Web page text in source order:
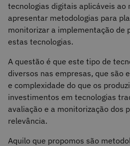
tecnologias digitais aplicáveis ao
apresentar metodologias para
monitorizar a implementação de
estas tecnologias.
A questão é que este tipo de
diversos nas empresas, que são
e complexidade do que os
investimentos em tecnologias
avaliação e a monitorização dos
relevância.
Aquilo que propomos são